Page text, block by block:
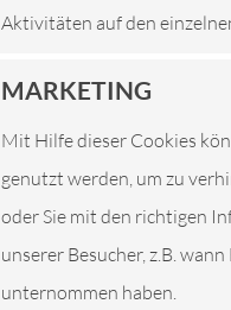
Aktivitäten auf den
MARKETING
Mit Hilfe dieser Cookies
genutzt werden, um zu
oder Sie mit den richtigen
unserer Besucher, z.B.
unternommen haben.